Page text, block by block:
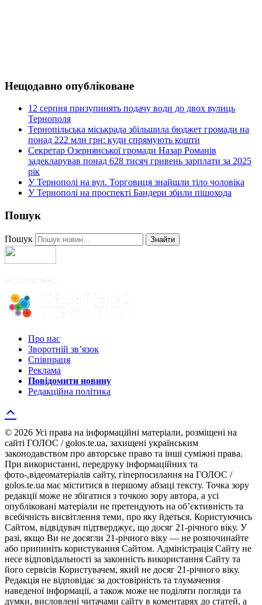
Нещодавно опубліковане
12 серпня призупинять подачу води до двох вулиць
Тернополя
Тернопільська міськрада збільшила бюджет громади на
понад 222 млн грн: куди спрямують кошти
Секретар Озернянської громади Назар Романів
задекларував понад 628 тисяч гривень зарплати за 2025
рік
У Тернополі на вул. Торговиця знайшли тіло чоловіка
У Тернополі на проспекті Бандери збили пішохода
Пошук
Пошук Знайти
Про нас
Зворотній зв’язок
Співпраця
Реклама
Повідомити новину
Редакційна політика
© 2026 Усі права на інформаційні матеріали, розміщені на
сайті ГОЛОС / golos.te.ua, захищені українським
законодавством про авторське право та інші суміжні права.
При використанні, передруку інформаційних та
фото-,відеоматеріалів сайту, гіперпосилання на ГОЛОС /
golos.te.ua має міститися в першому абзаці тексту. Точка зору
редакції може не збігатися з точкою зору автора, а усі
опубліковані матеріали не претендують на об’єктивність та
всебічність висвітлення теми, про яку йдеться. Користуючись
Сайтом, відвідувач підтверджує, що досяг 21-річного віку. У
разі, якщо Ви не досягли 21-річного віку — не розпочинайте
або припиніть користування Сайтом. Адміністрація Сайту не
несе відповідальності за законність використання Сайту та
його сервісів Користувачем, який не досяг 21-річного віку.
Редакція не відповідає за достовірність та тлумачення
наведеної інформації, а також може не поділяти погляди та
думки, висловлені читачами сайту в коментарях до статей, а